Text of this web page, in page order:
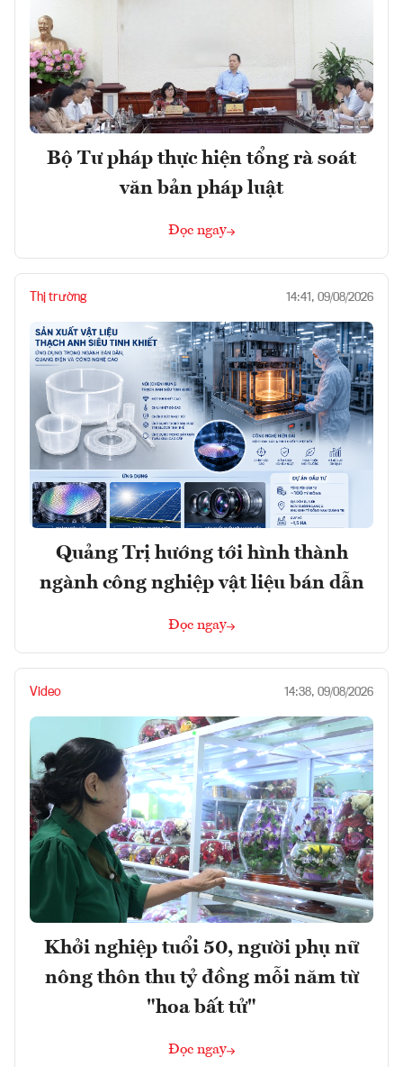
Bộ Tư pháp thực hiện tổng rà soát
văn bản pháp luật
Đọc ngay
Thị trường 14:41, 09/08/2026
Quảng Trị hướng tới hình thành
ngành công nghiệp vật liệu bán dẫn
Đọc ngay
Video 14:38, 09/08/2026
Khởi nghiệp tuổi 50, người phụ nữ
nông thôn thu tỷ đồng mỗi năm từ
"hoa bất tử"
Đọc ngay